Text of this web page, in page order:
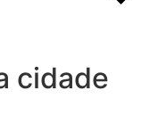
cidade